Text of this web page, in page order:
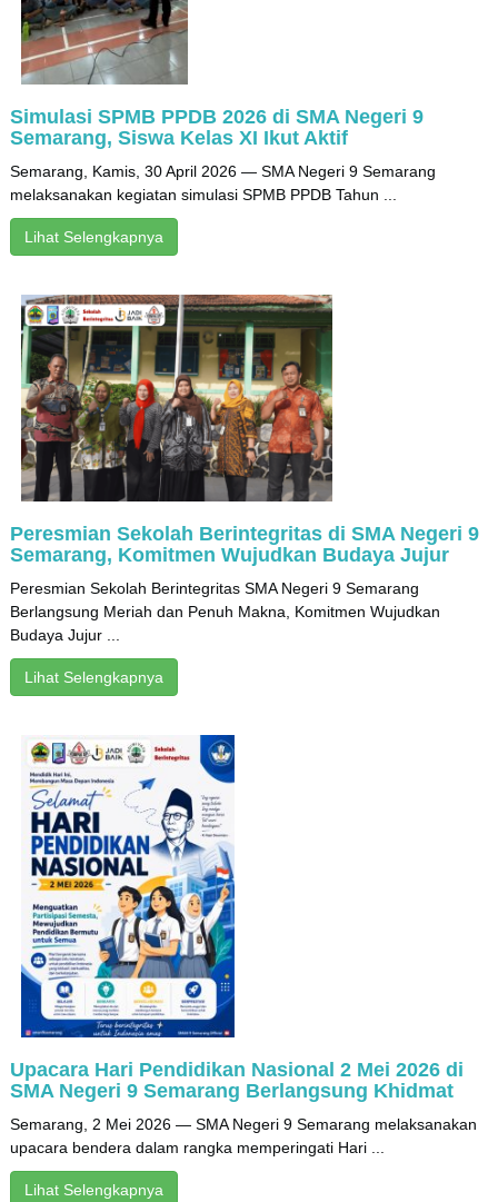
Simulasi SPMB PPDB 2026 di SMA Negeri 9
Semarang, Siswa Kelas XI Ikut Aktif
Semarang, Kamis, 30 April 2026 — SMA Negeri 9 Semarang
melaksanakan kegiatan simulasi SPMB PPDB Tahun ...
Lihat Selengkapnya
Peresmian Sekolah Berintegritas di SMA Negeri 9
Semarang, Komitmen Wujudkan Budaya Jujur
Peresmian Sekolah Berintegritas SMA Negeri 9 Semarang
Berlangsung Meriah dan Penuh Makna, Komitmen Wujudkan
Budaya Jujur ...
Lihat Selengkapnya
Upacara Hari Pendidikan Nasional 2 Mei 2026 di
SMA Negeri 9 Semarang Berlangsung Khidmat
Semarang, 2 Mei 2026 — SMA Negeri 9 Semarang melaksanakan
upacara bendera dalam rangka memperingati Hari ...
Lihat Selengkapnya